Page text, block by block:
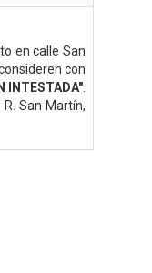
en calle San
con
INTESTADA"
San Martín,